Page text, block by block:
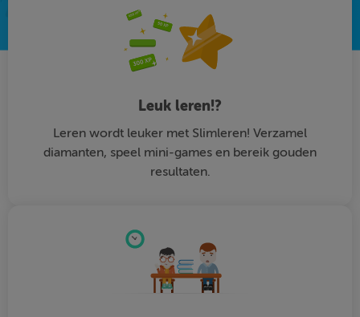
Leuk leren!?
Leren wordt leuker met Slimleren! Verzamel
diamanten, speel mini-games en bereik gouden
resultaten.